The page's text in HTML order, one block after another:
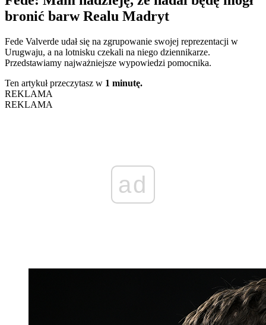
bronić barw Realu Madryt
Fede Valverde udał się na zgrupowanie swojej reprezentacji w
Urugwaju, a na lotnisku czekali na niego dziennikarze.
Przedstawiamy najważniejsze wypowiedzi pomocnika.
Ten artykuł przeczytasz w 1 minutę.
REKLAMA
REKLAMA
ad